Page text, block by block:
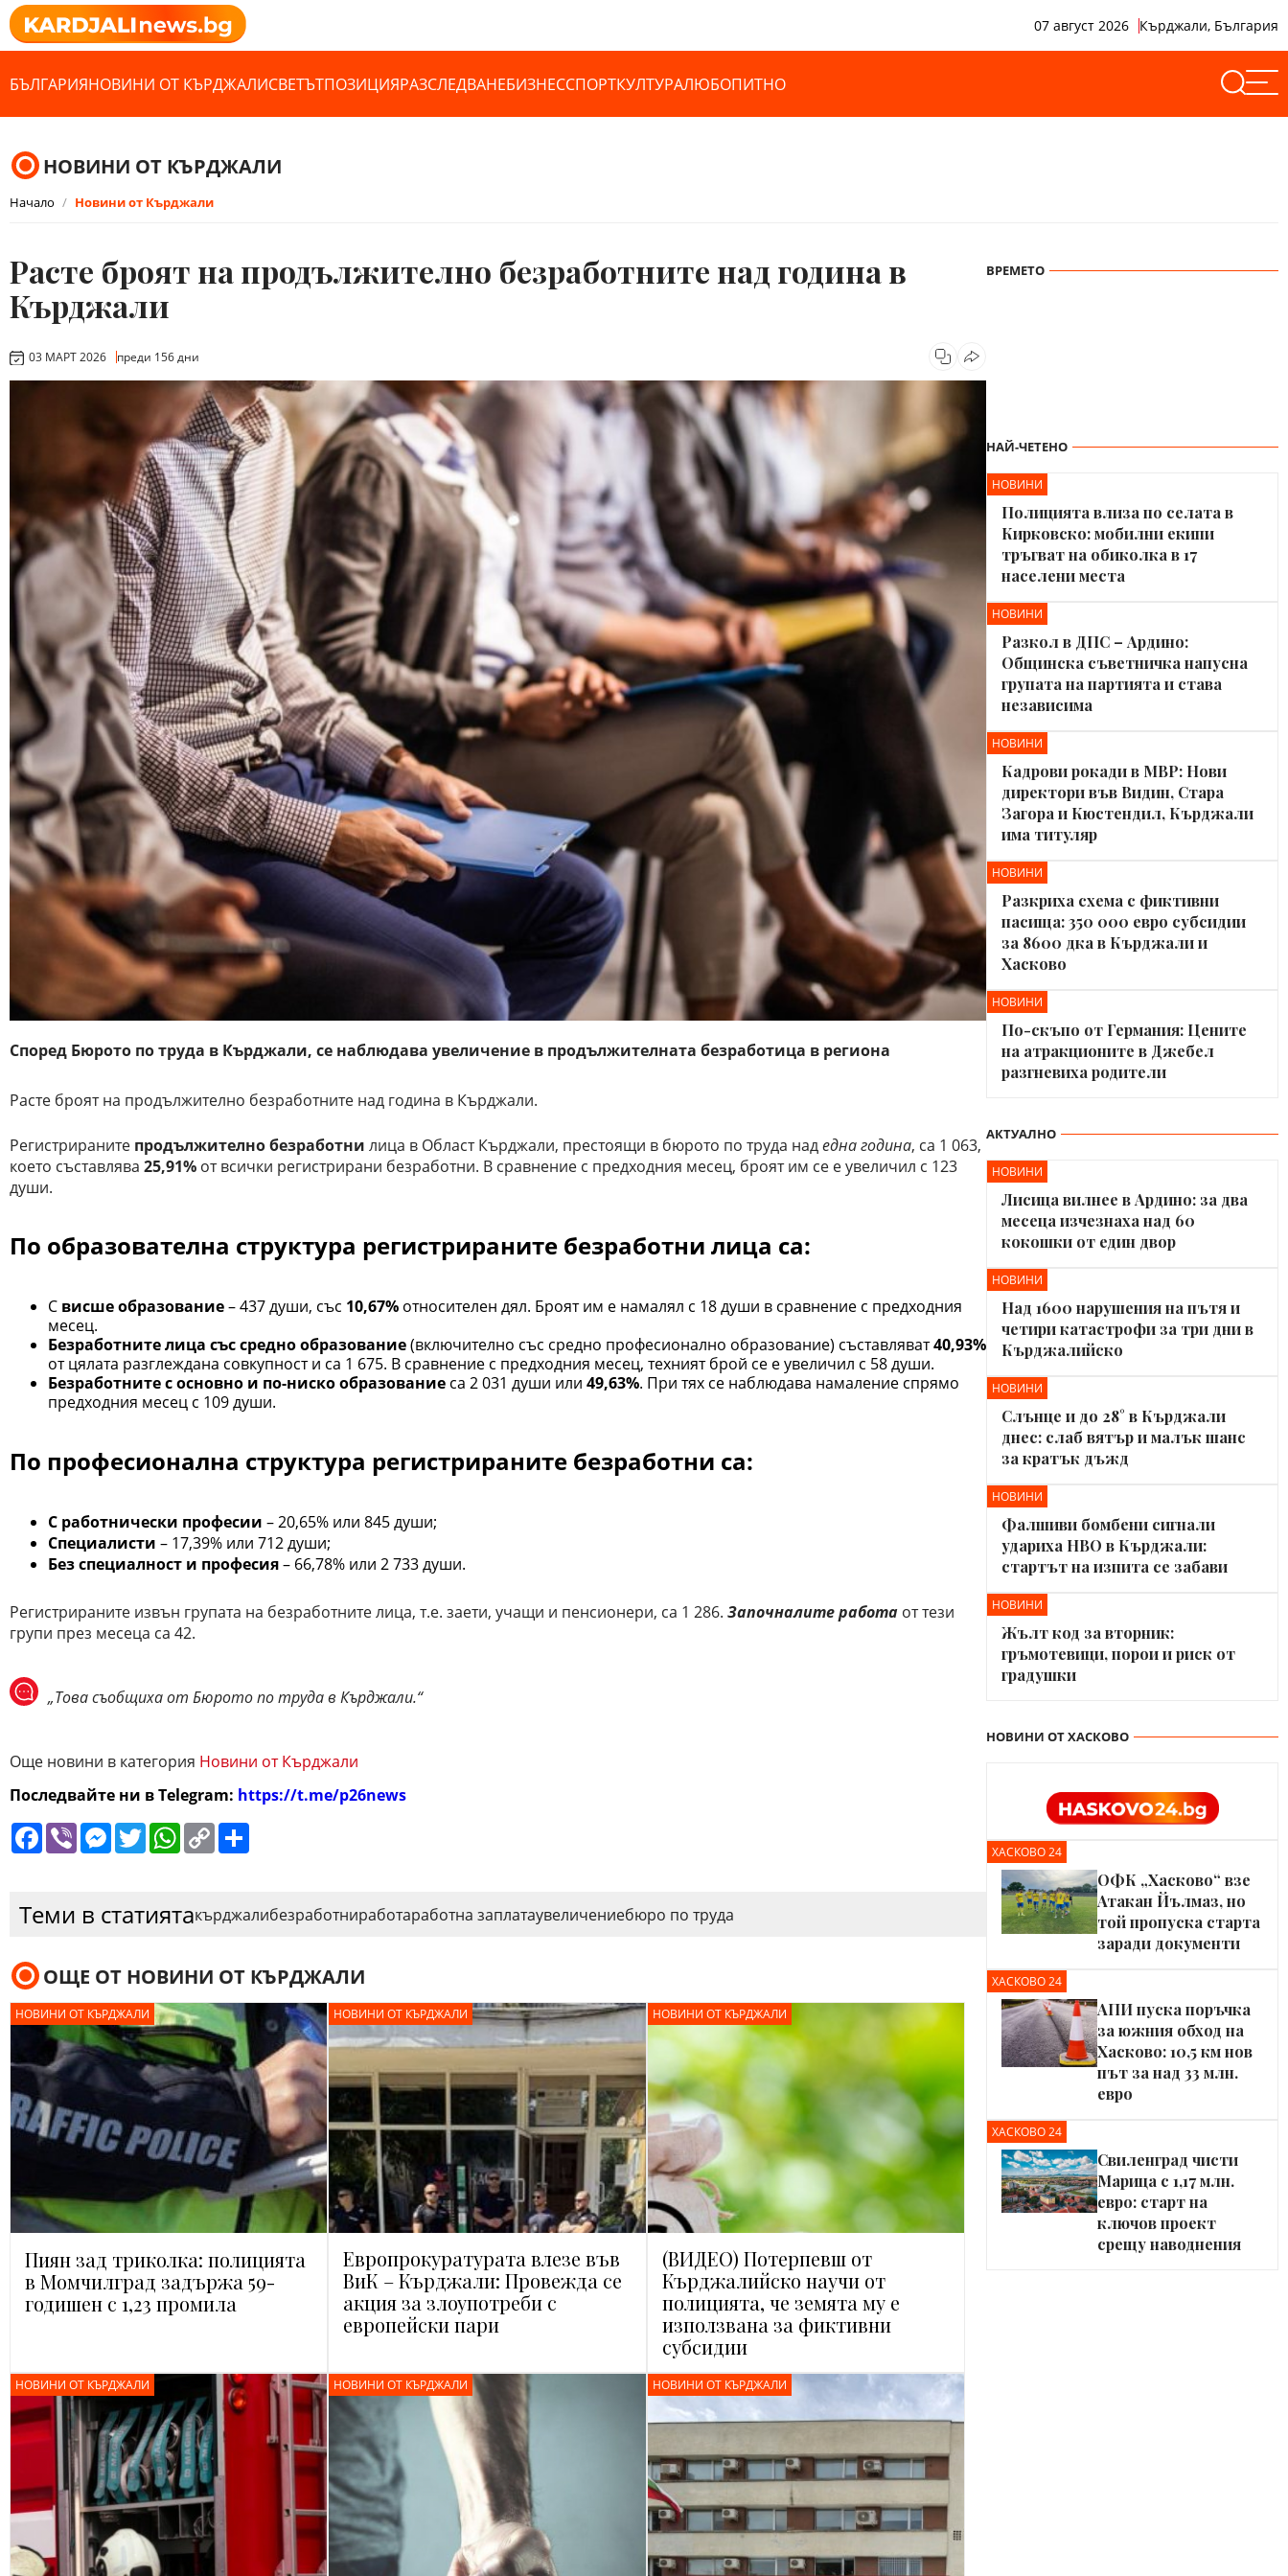
07 август 2026 Кърджали, България
БЪЛГАРИЯНОВИНИ ОТ КЪРДЖАЛИСВЕТЪТПОЗИЦИЯРАЗСЛЕДВАНЕБИЗНЕССПОРТКУЛТУРАЛЮБОПИТНО
НОВИНИ ОТ КЪРДЖАЛИ
Начало Новини от Кърджали
Расте броят на продължително безработните над година в
Кърджали
03 МАРТ 2026 преди 156 дни
Според Бюрото по труда в Кърджали, се наблюдава увеличение в продължителната безработица в региона
Расте броят на продължително безработните над година в Кърджали.
Регистрираните продължително безработни лица в Област Кърджали, престоящи в бюрото по труда надедна година, са 1 063,
което съставлява 25,91% от всички регистрирани безработни. В сравнение с предходния месец, броят им се е увеличил с 123
души.
По образователна структура регистрираните безработни лица са:
С висше образование– 437 души, със 10,67% относителен дял. Броят им е намалял с 18 души в сравнение с предходния
месец.
Безработните лица със средно образование(включително със средно професионално образование) съставляват40,93%
от цялата разглеждана совкупност и са 1 675. В сравнение с предходния месец, техният брой се е увеличил с 58 души.
Безработните с основно и по-ниско образование са 2 031 души или 49,63%. При тях се наблюдава намаление спрямо
предходния месец с 109 души.
По професионална структура регистрираните безработни са:
С работнически професии – 20,65% или 845 души;
Специалисти – 17,39% или 712 души;
Без специалност и професия– 66,78% или 2 733 души.
Регистрираните извън групата на безработните лица, т.е. заети, учащи и пенсионери, са 1 286. Започналите работа от тези
групи през месеца са 42.
„Това съобщиха от Бюрото по труда в Кърджали.“
Още новини в категория Новини от Кърджали
Последвайте ни в Telegram: https://t.me/p26news
Facebook
ViberMessenger
TwitterWhatsApp
Copy
Link
Теми в статиятакърджалибезработниработаработна заплатаувеличениебюро по труда
ОЩЕ ОТ НОВИНИ ОТ КЪРДЖАЛИ
НОВИНИ ОТ КЪРДЖАЛИ
Пиян зад триколка: полицията
в Момчилград задържа 59-
годишен с 1,23 промила
НОВИНИ ОТ КЪРДЖАЛИ
Европрокуратурата влезе във
ВиК – Кърджали: Провежда се
акция за злоупотреби с
европейски пари
НОВИНИ ОТ КЪРДЖАЛИ
(ВИДЕО) Потерпевш от
Кърджалийско научи от
полицията, че земята му е
използвана за фиктивни
субсидии
НОВИНИ ОТ КЪРДЖАЛИ НОВИНИ ОТ КЪРДЖАЛИ НОВИНИ ОТ КЪРДЖАЛИ
ВРЕМЕТО
НАЙ-ЧЕТЕНО
НОВИНИ
Полицията влиза по селата в
Кирковско: мобилни екипи
тръгват на обиколка в 17
населени места
НОВИНИ
Разкол в ДПС – Ардино:
Общинска съветничка напусна
групата на партията и става
независима
НОВИНИ
Кадрови рокади в МВР: Нови
директори във Видин, Стара
Загора и Кюстендил, Кърджали
има титуляр
НОВИНИ
Разкриха схема с фиктивни
пасища: 350 000 евро субсидии
за 8600 дка в Кърджали и
Хасково
НОВИНИ
По-скъпо от Германия: Цените
на атракционите в Джебел
разгневиха родители
АКТУАЛНО
НОВИНИ
Лисица вилнее в Ардино: за два
месеца изчезнаха над 60
кокошки от един двор
НОВИНИ
Над 1600 нарушения на пътя и
четири катастрофи за три дни в
Кърджалийско
НОВИНИ
Слънце и до 28° в Кърджали
днес: слаб вятър и малък шанс
за кратък дъжд
НОВИНИ
Фалшиви бомбени сигнали
удариха НВО в Кърджали:
стартът на изпита се забави
НОВИНИ
Жълт код за вторник:
гръмотевици, порои и риск от
градушки
НОВИНИ ОТ ХАСКОВО
ХАСКОВО 24
ОФК „Хасково“ взе
Атакан Йълмаз, но
той пропуска старта
заради документи
ХАСКОВО 24
АПИ пуска поръчка
за южния обход на
Хасково: 10,5 км нов
път за над 33 млн.
евро
ХАСКОВО 24
Свиленград чисти
Марица с 1,17 млн.
евро: старт на
ключов проект
срещу наводнения